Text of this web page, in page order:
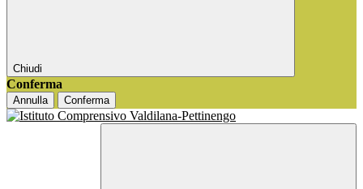
Chiudi
Conferma
Annulla Conferma